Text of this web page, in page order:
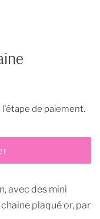
l'étape de paiement.
avec des mini
plaqué or, par